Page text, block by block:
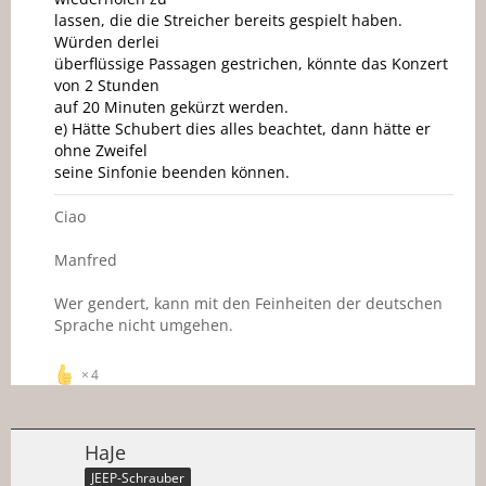
lassen, die die Streicher bereits gespielt haben.
Würden derlei
überflüssige Passagen gestrichen, könnte das Konzert
von 2 Stunden
auf 20 Minuten gekürzt werden.
e) Hätte Schubert dies alles beachtet, dann hätte er
ohne Zweifel
seine Sinfonie beenden können.
Ciao
Manfred
Wer gendert, kann mit den Feinheiten der deutschen
Sprache nicht umgehen.
4
HaJe
JEEP-Schrauber